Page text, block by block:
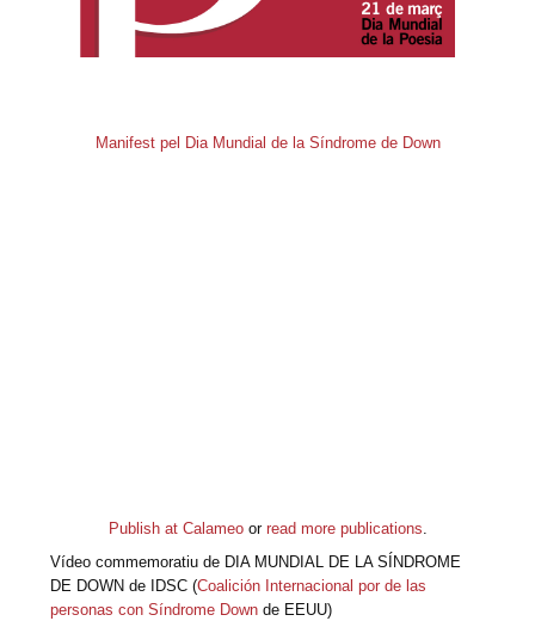
Manifest pel Dia Mundial de la Síndrome de Down
Publish at Calameoor read more publications.
Vídeo commemoratiu de DIA MUNDIAL DE LA SÍNDROME
DE DOWN de IDSC (Coalición Internacional por de las
personas con Síndrome Down de EEUU)